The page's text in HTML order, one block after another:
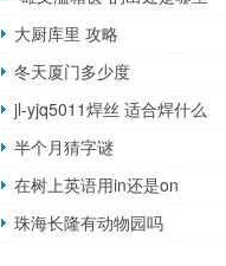
大厨库里 攻略
冬天厦门多少度
jl-yjq5011焊丝 适合焊什么
半个月猜字谜
在树上英语用in还是on
珠海长隆有动物园吗